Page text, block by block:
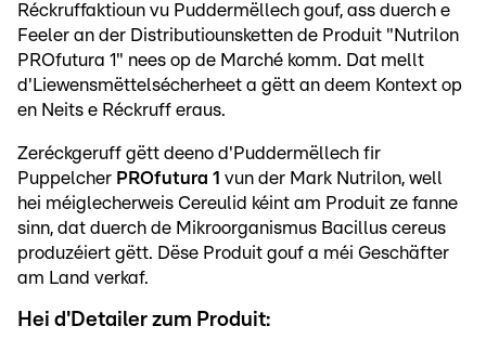
Réckruffaktioun vu Puddermëllech gouf, ass duerch e
Feeler an der Distributiounsketten de Produit "Nutrilon
PROfutura 1" nees op de Marché komm. Dat mellt
d'Liewensmëttelsécherheet a gëtt an deem Kontext op
en Neits e Réckruff eraus.
Zeréckgeruff gëtt deeno d'Puddermëllech fir
Puppelcher PROfutura 1 vun der Mark Nutrilon, well
hei méiglecherweis Cereulid kéint am Produit ze fanne
sinn, dat duerch de Mikroorganismus Bacillus cereus
produzéiert gëtt. Dëse Produit gouf a méi Geschäfter
am Land verkaf.
Hei d'Detailer zum Produit: